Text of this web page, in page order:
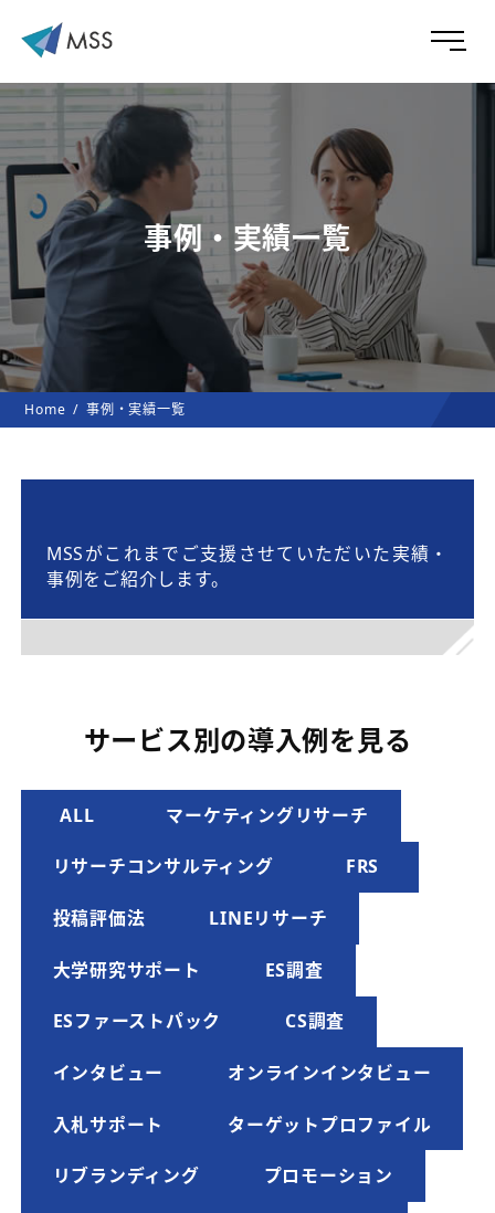
事例・実績一覧
Home 事例・実績一覧
MSSがこれまでご支援させていただいた実績・
事例をご紹介します。
サービス別の導入例を見る
ALL マーケティングリサーチ
リサーチコンサルティング FRS
投稿評価法 LINEリサーチ
大学研究サポート ES調査
ESファーストパック CS調査
インタビュー オンラインインタビュー
入札サポート ターゲットプロファイル
リブランディング プロモーション